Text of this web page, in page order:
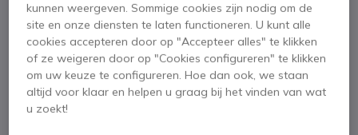
Belangrijkste kenmerken
Zwarte koffer om uw apparaten veilig te vervoeren
Ideaal voor walkietalkies
IP67: water- en stofdicht
Afmetingen binnenkant: 300 (lang) x 132 (breed) x 225
(hoog)
Afmetingen buitenkant: 336 x 148 x 300 mm
Toon meer
kunnen weergeven. Sommige cookies zijn nodig om de
site en onze diensten te laten functioneren. U kunt alle
cookies accepteren door op "Accepteer alles" te klikken
of ze weigeren door op "Cookies configureren" te klikken
om uw keuze te configureren. Hoe dan ook, we staan
altijd voor klaar en helpen u graag bij het vinden van wat
u zoekt!